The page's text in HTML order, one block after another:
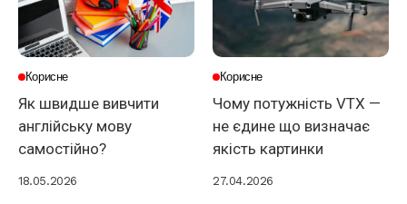
Корисне
Як швидше вивчити
англійську мову
самостійно?
18.05.2026
Корисне
Чому потужність VTX —
не єдине що визначає
якість картинки
27.04.2026